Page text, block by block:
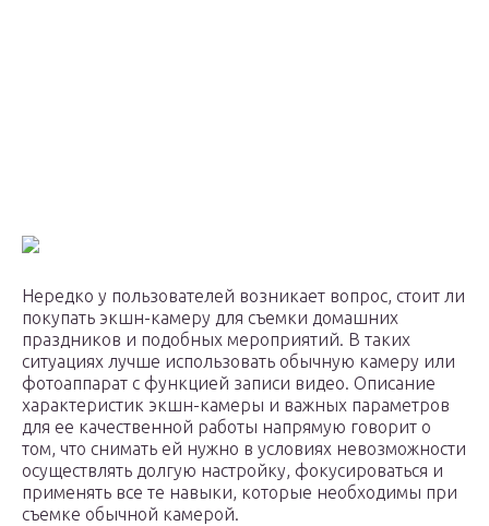
Нередко у пользователей возникает вопрос, стоит ли
покупать экшн-камеру для съемки домашних
праздников и подобных мероприятий. В таких
ситуациях лучше использовать обычную камеру или
фотоаппарат с функцией записи видео. Описание
характеристик экшн-камеры и важных параметров
для ее качественной работы напрямую говорит о
том, что снимать ей нужно в условиях невозможности
осуществлять долгую настройку, фокусироваться и
применять все те навыки, которые необходимы при
съемке обычной камерой.